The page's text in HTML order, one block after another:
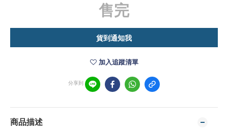
售完
貨到通知我
加入追蹤清單
分享到
商品描述